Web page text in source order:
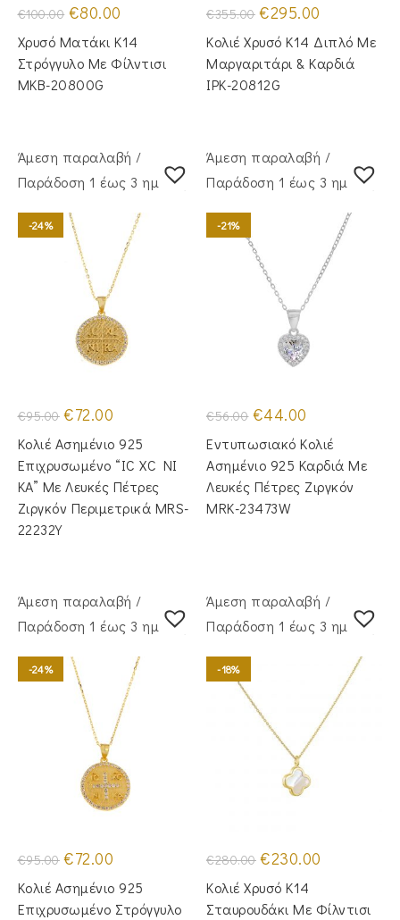
€100.00 Original
price
was:
€100.00.
€80.00
τιμή
είναι:
€80.00.
Χρυσό Ματάκι Κ14
Στρόγγυλο Με Φίλντισι
MKB-20800G
€355.00 Original
price
was:
€355.00.
€295.00
τιμή
είναι:
€295.00.
Κολιέ Χρυσό Κ14 Διπλό Με
Μαργαριτάρι & Καρδιά
IPK-20812G
Άμεση παραλαβή /
Παράδoση 1 έως 3 ημέρες
-24%
€95.00 Original
price
€95.00.
€72.00
τιμή
είναι:
€72.00.
Κολιέ Ασημένιο 925
Επιχρυσωμένο “IC XC NI
KA” Με Λευκές Πέτρες
Ζιργκόν Περιμετρικά MRS-
22232Y
Άμεση παραλαβή /
Παράδoση 1 έως 3 ημέρες
-21%
€56.00 Original
price
€56.00.
€44.00
τιμή
είναι:
€44.00.
Εντυπωσιακό Κολιέ
Ασημένιο 925 Καρδιά Με
Λευκές Πέτρες Ζιργκόν
MRK-23473W
Άμεση παραλαβή /
Παράδoση 1 έως 3 ημέρες
-24%
€95.00 Original
price
€95.00.
€72.00
τιμή
είναι:
€72.00.
Κολιέ Ασημένιο 925
Επιχρυσωμένο Στρόγγυλο
Άμεση παραλαβή /
Παράδoση 1 έως 3 ημέρες
-18%
€280.00 Original
price
was:
€280.00.
€230.00
€230.00.
Κολιέ Χρυσό Κ14
Σταυρουδάκι Με Φίλντισι